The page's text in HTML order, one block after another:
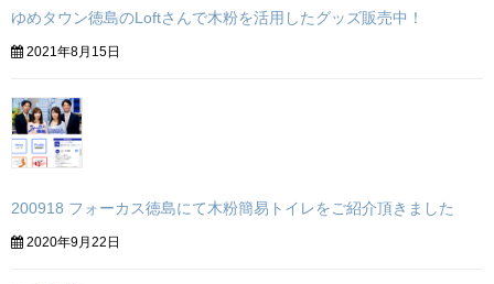
ゆめタウン徳島のLoftさんで木粉を活用したグッズ販売中！
2021年8月15日
200918 フォーカス徳島にて木粉簡易トイレをご紹介頂きました
2020年9月22日